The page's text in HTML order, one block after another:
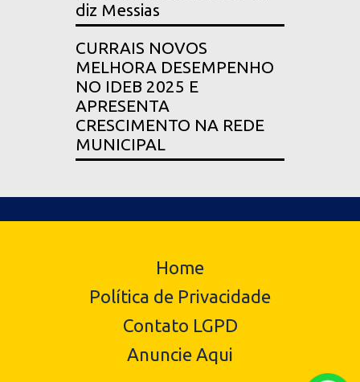
diz Messias
CURRAIS NOVOS
MELHORA DESEMPENHO
NO IDEB 2025 E
APRESENTA
CRESCIMENTO NA REDE
MUNICIPAL
Home
Política de Privacidade
Contato LGPD
Anuncie Aqui